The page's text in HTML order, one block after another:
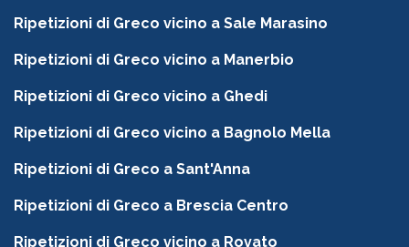
Ripetizioni di Greco vicino a Sale Marasino
Ripetizioni di Greco vicino a Manerbio
Ripetizioni di Greco vicino a Ghedi
Ripetizioni di Greco vicino a Bagnolo Mella
Ripetizioni di Greco a Sant'Anna
Ripetizioni di Greco a Brescia Centro
Ripetizioni di Greco vicino a Rovato